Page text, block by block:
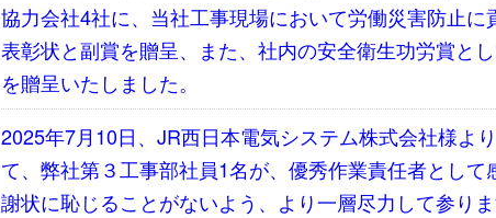
協力会社4社に、当社工事現場において労働災害防止に
表彰状と副賞を贈呈、また、社内の安全衛生功労賞と
を贈呈いたしました。
2025年7月10日、JR西日本電気システム株式会社様よ
て、弊社第３工事部社員1名が、優秀作業責任者とし
謝状に恥じることがないよう、より一層尽力して参りま